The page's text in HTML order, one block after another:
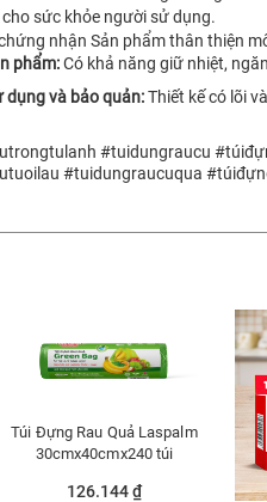
sức khỏe người sử dụng.
nhận Sản phẩm thân thiện
phẩm:Có khả năng giữ nhiệt,
dụng và bảo quản:Thiết kế có lõi
#tuidungraucu
#tuidungraucuqua
Túi Đựng Rau Quả Laspalm
30cmx40cmx240 túi
126.144 ₫